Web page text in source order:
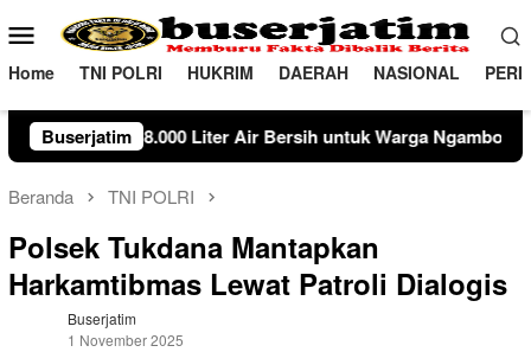
ke
konten
Menu
Mobile
Home TNI POLRI HUKRIM DAERAH NASIONAL
Buserjatim
Bersih untuk Warga Ngambon Susuri Jalanan Kota,
Beranda TNI POLRI
Polsek Tukdana Mantapkan
Harkamtibmas Lewat Patroli Dialogis
Buserjatim
1 November 2025